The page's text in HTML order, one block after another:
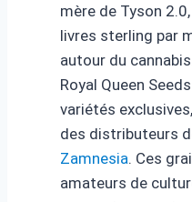
mère de Tyson
livres sterling par
autour du
Royal Queen
variétés
des distributeurs
Zamnesia. Ces
amateurs de